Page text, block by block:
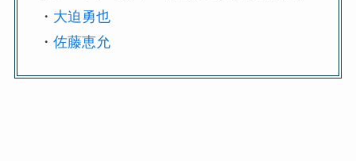
・ 大迫勇也
・ 佐藤恵允